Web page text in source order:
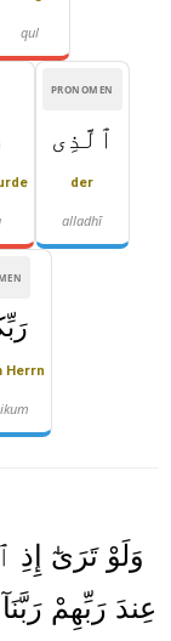
qul
PRONOMEN
ٱلَّذِى
der
alladhī
Herrn
وَلَوْ تَرَىٰٓ
عِندَ رَبِّهِمْ